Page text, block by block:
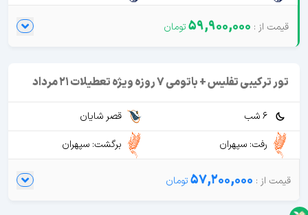
59,900,000
تور ترکیبی تفلیس + باتومی 7 روزه ویژه تعطیلات 21 مرداد
6 شب
قصر شایان
رفت: سپهران
برگشت: سپهران
57,200,000